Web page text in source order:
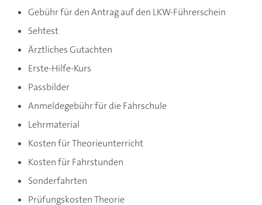
Gebühr für den Antrag auf den LKW-Führerschein
Sehtest
Ärztliches Gutachten
Erste-Hilfe-Kurs
Passbilder
Anmeldegebühr für die Fahrschule
Lehrmaterial
Kosten für Theorieunterricht
Kosten für Fahrstunden
Sonderfahrten
Prüfungskosten Theorie